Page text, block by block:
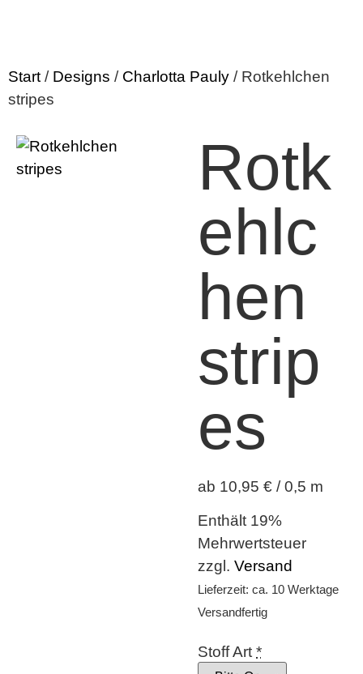
Start / Designs / Charlotta Pauly / Rotkehlchen
stripes
Rotk
ehlc
hen
strip
es
ab 10,95 € / 0,5 m
Enthält 19%
Mehrwertsteuer
zzgl. Versand
Lieferzeit: ca. 10 Werktage
Versandfertig
Stoff Art *